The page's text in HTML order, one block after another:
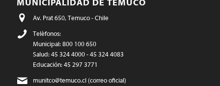
MUNICIPALIDAD DE TEMUCO
Av. Prat 650, Temuco - Chile
Teléfonos:
Municipal: 800 100 650
Salud: 45 324 4000 - 45 324 4083
Educación: 45 297 3771
munitco@temuco.cl(correo oficial)